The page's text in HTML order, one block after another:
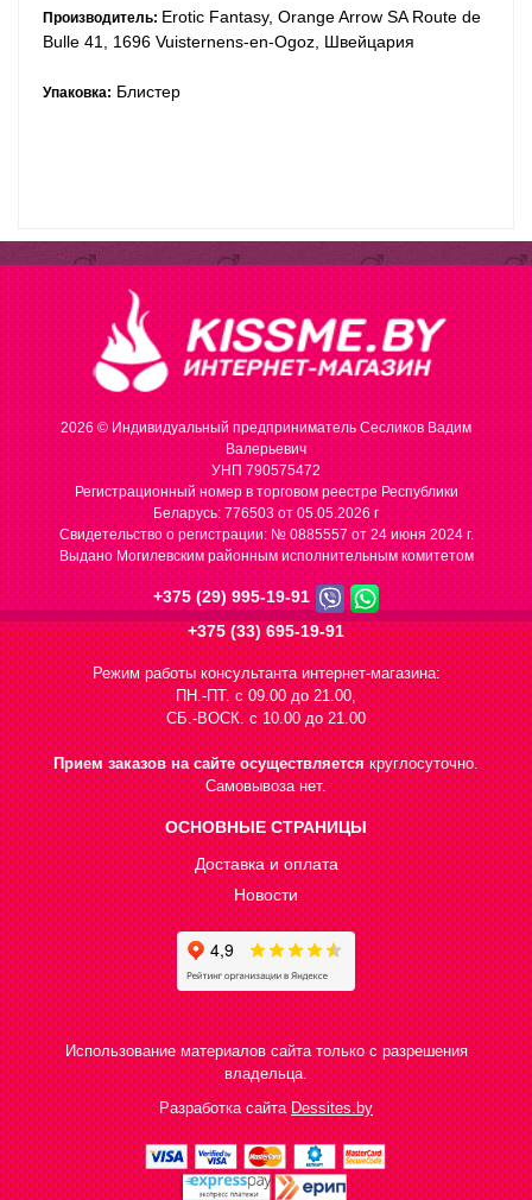
Производитель: Erotic Fantasy, Orange Arrow SA Route de
Bulle 41, 1696 Vuisternens-en-Ogoz, Швейцария
Упаковка: Блистер
2026 © Индивидуальный предприниматель Сесликов Вадим
Валерьевич
УНП 790575472
Регистрационный номер в торговом реестре Республики
Беларусь: 776503 от 05.05.2026 г
Cвидетельство о регистрации: № 0885557 от 24 июня 2024 г.
Выдано Могилевским районным исполнительным комитетом
+375 (29) 995-19-91
+375 (33) 695-19-91
Режим работы консультанта интернет-магазина:
ПН.-ПТ. с 09.00 до 21.00,
СБ.-ВОСК. с 10.00 до 21.00
Прием заказов на сайте осуществляетсякруглосуточно.
Самовывоза нет.
ОСНОВНЫЕ СТРАНИЦЫ
Доставка и оплата
Новости
Использование материалов сайта только с разрешения
владельца.
Разработка сайтаDessites.by